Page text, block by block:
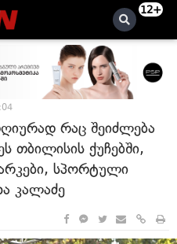
12+
რაც შეიძლება
თბილისის ქუჩებში,
სპორტული
კალაძე